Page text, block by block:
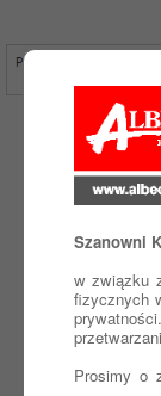
Szanowni
w związku
fizycznych
Prosimy o